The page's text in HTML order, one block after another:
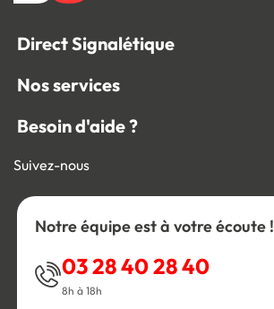
Direct Signalétique
Nos services
Besoin d'aide ?
Suivez-nous
Notre équipe est à votre écoute !
03 28 40 28 40
8h à 18h